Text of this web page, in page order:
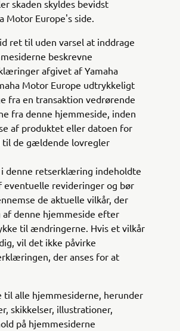
skaden skyldes bevidst
Motor Europe's side.
ret til uden varsel at inddrage
beskrevne
afgivet af Yamaha
Motor Europe udtrykkeligt
fra en transaktion vedrørende
fra denne hjemmeside, inden
af produktet eller datoen for
til de gældende lovregler
denne retserklæring indeholdte
revideringer og bør
de aktuelle vilkår, der
denne hjemmeside efter
til ændringerne. Hvis et vilkår
vil det ikke påvirke
der anses for at
alle hjemmesiderne, herunder
skikkelser, illustrationer,
på hjemmesiderne